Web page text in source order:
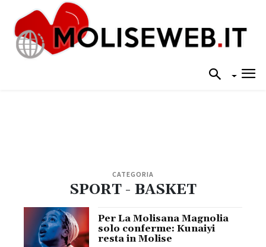
CATEGORIA
SPORT - BASKET
Per La Molisana Magnolia
solo conferme: Kunaiyi
resta in Molise